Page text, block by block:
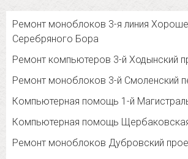
Ремонт моноблоков 3-я линия
Серебряного Бора
Ремонт компьютеров 3-й Ходынский
Ремонт моноблоков 3-й Смоленский
Компьютерная помощь 1-й
Компьютерная помощь
Ремонт моноблоков Дубровский